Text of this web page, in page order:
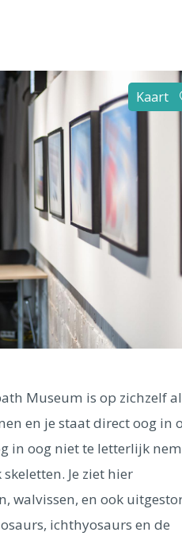
Barcelona Dubai
Milaan
Mechelen Venetië
Florence
Wenen Budapest
Kaart
Museum is op zichzelf
en je staat direct oog in
in oog niet te letterlijk
Je ziet hier
walvissen, en ook
ichthyosaurs en de